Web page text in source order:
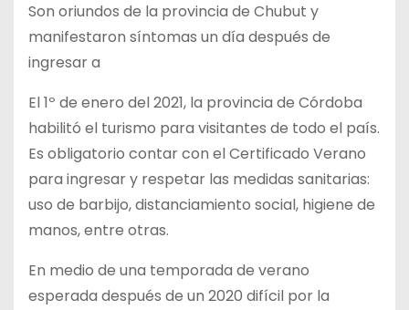
Son oriundos de la provincia de Chubut y
manifestaron síntomas un día después de
ingresar a
El 1º de enero del 2021, la provincia de Córdoba
habilitó el turismo para visitantes de todo el país.
Es obligatorio contar con el Certificado Verano
para ingresar y respetar las medidas sanitarias:
uso de barbijo, distanciamiento social, higiene de
manos, entre otras.
En medio de una temporada de verano
esperada después de un 2020 difícil por la